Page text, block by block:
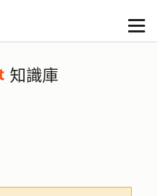
知識庫